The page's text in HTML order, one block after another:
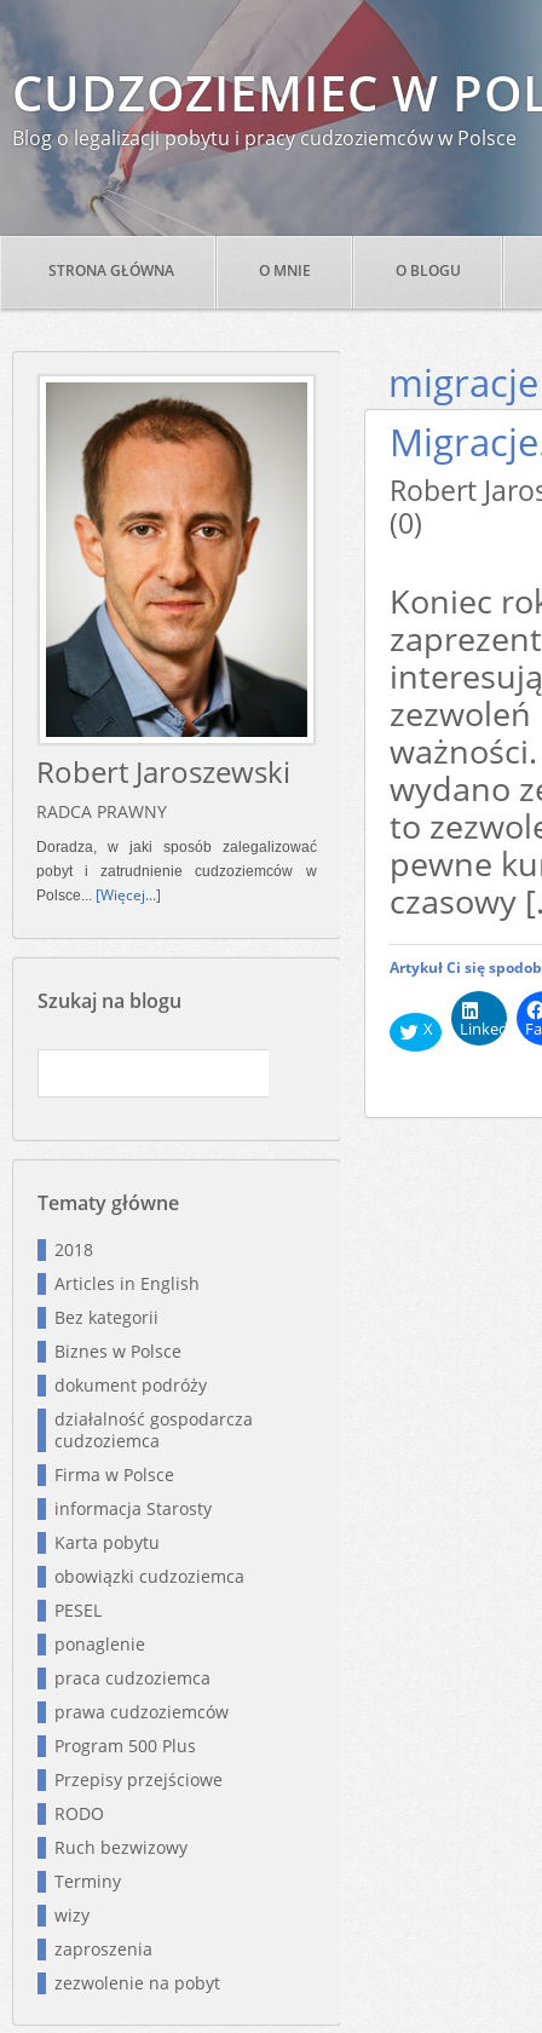
CUDZOZIEMIEC W
Blog o legalizacji pobytu i pracy cudzoziemców w Polsce
STRONA GŁÓWNA O MNIE O BLOGU
migracje
Robert
(0)
Koniec
wydano
to
pewne
czasowy
Artykuł Ci się
X LinkedIn
Robert Jaroszewski
RADCA PRAWNY
Doradza, w jaki sposób zalegalizować
pobyt i zatrudnienie cudzoziemców w
Polsce... [Więcej...]
Szukaj na blogu
Tematy główne
2018
Articles in English
Bez kategorii
Biznes w Polsce
dokument podróży
działalność gospodarcza
cudzoziemca
Firma w Polsce
informacja Starosty
Karta pobytu
obowiązki cudzoziemca
PESEL
ponaglenie
praca cudzoziemca
prawa cudzoziemców
Program 500 Plus
Przepisy przejściowe
RODO
Ruch bezwizowy
Terminy
wizy
zaproszenia
zezwolenie na pobyt